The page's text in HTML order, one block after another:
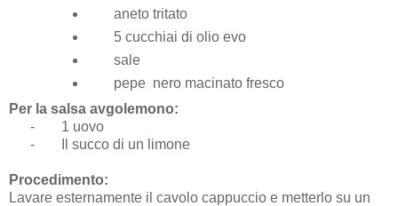
aneto tritato
5 cucchiai di olio evo
sale
pepe nero macinato fresco
Per la salsa avgolemono:
-
1 uovo
-
Il succo di un limone
Procedimento:
Lavare esternamente il cavolo cappuccio e metterlo su un